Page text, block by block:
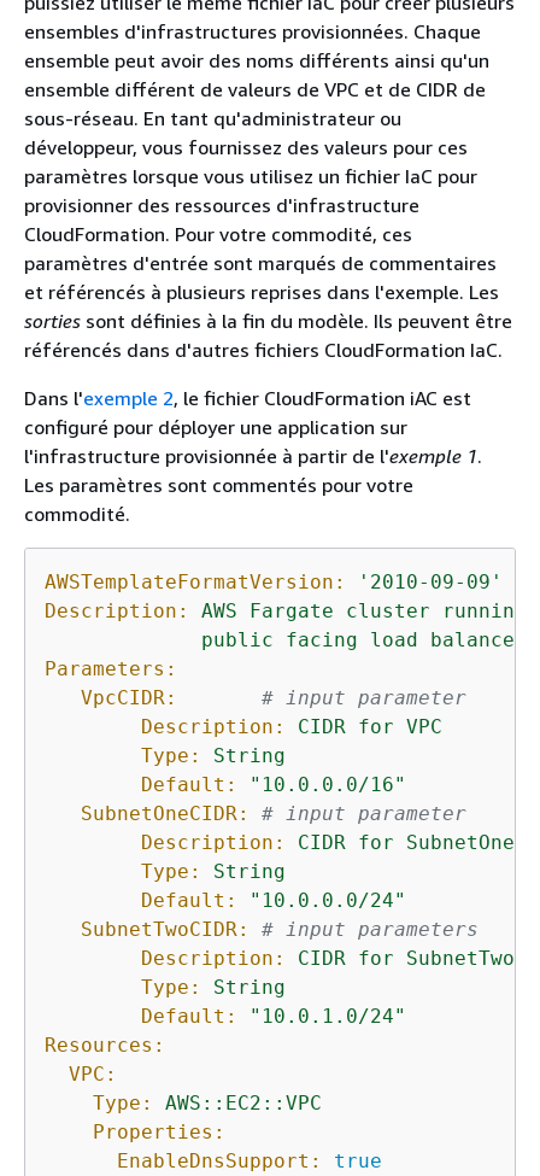
ensembles d'infrastructures provisionnées. Chaque
ensemble peut avoir des noms différents ainsi qu'un
ensemble différent de valeurs de VPC et de CIDR de
sous-réseau. En tant qu'administrateur ou
développeur, vous fournissez des valeurs pour ces
paramètres lorsque vous utilisez un fichier IaC pour
provisionner des ressources d'infrastructure
CloudFormation. Pour votre commodité, ces
paramètres d'entrée sont marqués de commentaires
et référencés à plusieurs reprises dans l'exemple. Les
sorties sont définies à la fin du modèle. Ils peuvent être
référencés dans d'autres fichiers CloudFormation IaC.
Dans l'exemple 2, le fichier CloudFormation iAC est
configuré pour déployer une application sur
l'infrastructure provisionnée à partir de l'exemple 1.
Les paramètres sont commentés pour votre
commodité.
AWSTemplateFormatVersion:
'2010-09-09'
Description:
AWS Fargate cluster running
public
facing load
balancer,
Parameters:
VpcCIDR:
# input parameter
Description:
CIDR for VPC
Type:
String
Default:
"10.0.0.0/16"
SubnetOneCIDR:
# input parameter
Description:
CIDR for
SubnetOne
Type:
String
Default:
"10.0.0.0/24"
SubnetTwoCIDR:
# input parameters
Description:
CIDR for
SubnetTwo
Type:
String
Default:
"10.0.1.0/24"
Resources:
VPC:
Type:
AWS::EC2::VPC
Properties:
EnableDnsSupport:
true